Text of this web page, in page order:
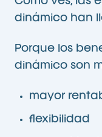
dinámico han
Porque los
dinámico son
mayor
flexibilidad